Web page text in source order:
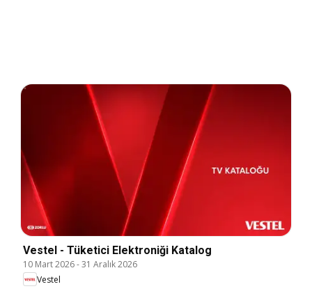
Vestel - Tüketici Elektroniği Katalog
10 Mart 2026-31 Aralık 2026
Vestel